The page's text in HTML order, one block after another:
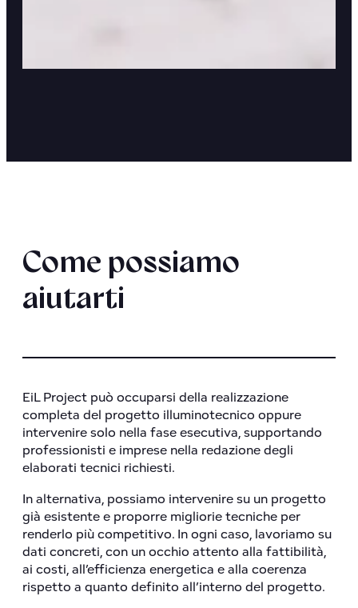
Come possiamo
aiutarti
EiL Project può occuparsi della realizzazione
completa del progetto illuminotecnico oppure
intervenire solo nella fase esecutiva, supportando
professionisti e imprese nella redazione degli
elaborati tecnici richiesti.
In alternativa, possiamo intervenire su un progetto
già esistente e proporre migliorie tecniche per
renderlo più competitivo. In ogni caso, lavoriamo su
dati concreti, con un occhio attento alla fattibilità,
ai costi, all’efficienza energetica e alla coerenza
rispetto a quanto definito all’interno del progetto.